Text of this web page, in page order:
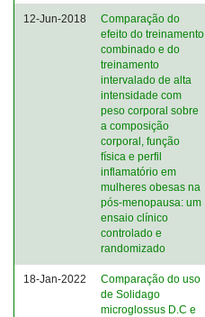
12-Jun-2018
Comparação do
efeito do treinamento
combinado e do
treinamento
intervalado de alta
intensidade com
peso corporal sobre
a composição
corporal, função
física e perfil
inflamatório em
mulheres obesas na
pós-menopausa: um
ensaio clínico
controlado e
randomizado
18-Jan-2022
Comparação do uso
de Solidago
microglossus D.C e